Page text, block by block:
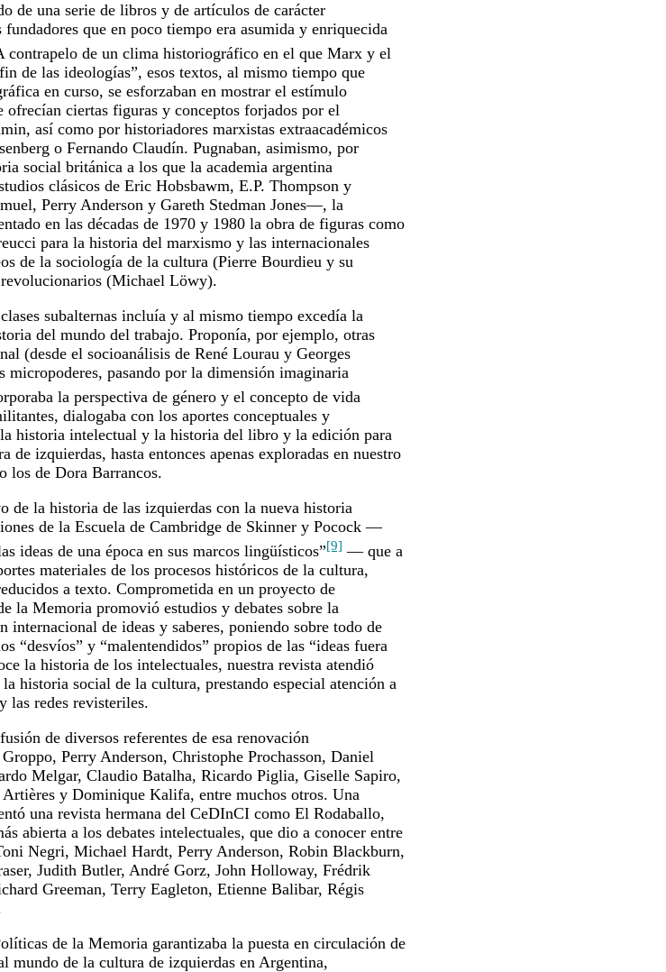
de una serie de libros y de artículos de carácter
que en poco tiempo era asumida y enriquecida
contrapelo de un clima historiográfico en el que Marx y el
de las ideologías”, esos textos, al mismo tiempo que
en curso, se esforzaban en mostrar el estímulo
ciertas figuras y conceptos forjados por el
así como por historiadores marxistas extraacadémicos
o Fernando Claudín. Pugnaban, asimismo, por
social británica a los que la academia argentina
clásicos de Eric Hobsbawm, E.P. Thompson y
Perry Anderson y Gareth Stedman Jones—, la
en las décadas de 1970 y 1980 la obra de figuras como
para la historia del marxismo y las internacionales
de la sociología de la cultura (Pierre Bourdieu y su
(Michael Löwy).
subalternas incluía y al mismo tiempo excedía la
del mundo del trabajo. Proponía, por ejemplo, otras
(desde el socioanálisis de René Lourau y Georges
micropoderes, pasando por la dimensión imaginaria
la perspectiva de género y el concepto de vida
dialogaba con los aportes conceptuales y
historia intelectual y la historia del libro y la edición para
de izquierdas, hasta entonces apenas exploradas en nuestro
los de Dora Barrancos.
la historia de las izquierdas con la nueva historia
de la Escuela de Cambridge de Skinner y Pocock —
ideas de una época en sus marcos lingüísticos”[9] — que a
materiales de los procesos históricos de la cultura,
a texto. Comprometida en un proyecto de
la Memoria promovió estudios y debates sobre la
de ideas y saberes, poniendo sobre todo de
“desvíos” y “malentendidos” propios de las “ideas fuera
la historia de los intelectuales, nuestra revista atendió
historia social de la cultura, prestando especial atención a
las redes revisteriles.
de diversos referentes de esa renovación
Perry Anderson, Christophe Prochasson, Daniel
Melgar, Claudio Batalha, Ricardo Piglia, Giselle Sapiro,
y Dominique Kalifa, entre muchos otros. Una
una revista hermana del CeDInCI como El Rodaballo,
abierta a los debates intelectuales, que dio a conocer entre
Negri, Michael Hardt, Perry Anderson, Robin Blackburn,
Judith Butler, André Gorz, John Holloway, Frédrik
Greeman, Terry Eagleton, Etienne Balibar, Régis
de la Memoria garantizaba la puesta en circulación de
mundo de la cultura de izquierdas en Argentina,